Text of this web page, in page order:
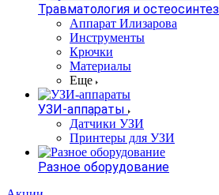
Травматология и остеосинтез
Аппарат Илизарова
Инструменты
Крючки
Материалы
Еще
УЗИ-аппараты
Датчики УЗИ
Принтеры для УЗИ
Разное оборудование